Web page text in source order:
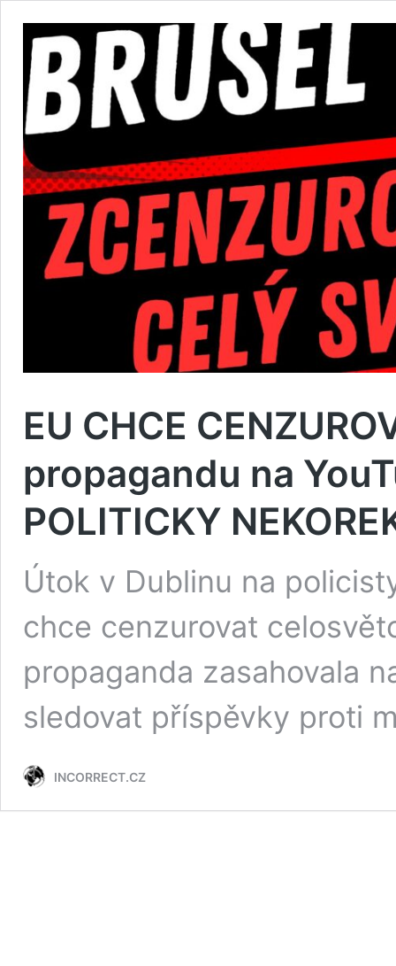
EU CHCE
propagandu na
POLITICKY
Útok v Dublinu na
chce cenzurovat
propaganda zasahovala
sledovat příspěvky proti
INCORRECT.CZ